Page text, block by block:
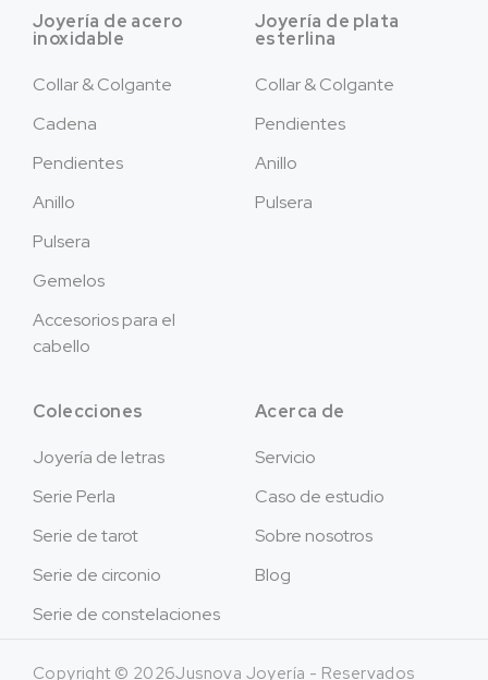
Joyería de acero
inoxidable
Collar & Colgante
Cadena
Pendientes
Anillo
Pulsera
Gemelos
Accesorios para el
cabello
Joyería de plata
esterlina
Collar & Colgante
Pendientes
Anillo
Pulsera
Colecciones
Joyería de letras
Serie Perla
Serie de tarot
Serie de circonio
Serie de constelaciones
Acerca de
Servicio
Caso de estudio
Sobre nosotros
Blog
Copyright © 2026Jusnova Joyería - Reservados